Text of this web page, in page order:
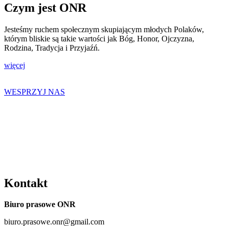
Czym jest ONR
Jesteśmy ruchem społecznym skupiającym młodych Polaków,
którym bliskie są takie wartości jak Bóg, Honor, Ojczyzna,
Rodzina, Tradycja i Przyjaźń.
więcej
WESPRZYJ NAS
Kontakt
Biuro prasowe ONR
biuro.prasowe.onr@gmail.com